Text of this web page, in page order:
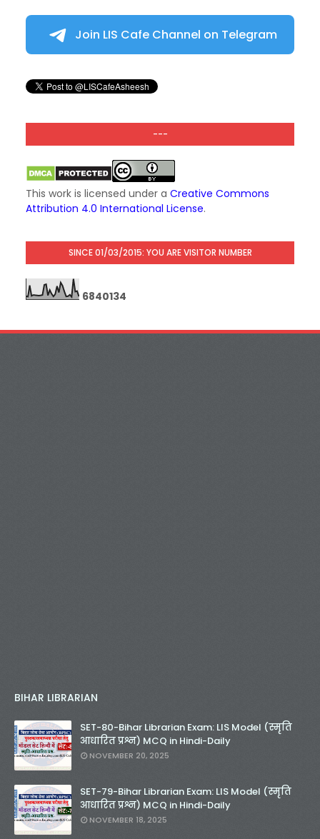
Join LIS Cafe Channel on Telegram
---
This work is licensed under a Creative Commons
Attribution 4.0 International License.
SINCE 01/03/2015: YOU ARE VISITOR NUMBER
6840134
BIHAR LIBRARIAN
SET-80-Bihar Librarian Exam: LIS Model (स्मृति
आधारित प्रश्न) MCQ in Hindi-Daily
NOVEMBER 20, 2025
SET-79-Bihar Librarian Exam: LIS Model (स्मृति
आधारित प्रश्न) MCQ in Hindi-Daily
NOVEMBER 18, 2025